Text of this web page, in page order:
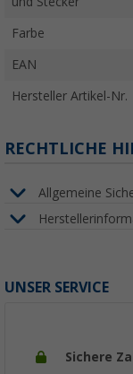
Farbe
EAN
Hersteller Artikel-Nr.
RECHTLICHE
Allgemeine
UNSER SERVICE
Sichere